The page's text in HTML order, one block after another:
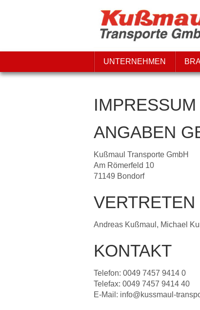
UNTERNEHMEN
IMPRESSUM
ANGABEN
Kußmaul Transporte GmbH
Am Römerfeld 10
71149 Bondorf
VERTRETEN
Andreas Kußmaul, Michael
KONTAKT
Telefon: 0049 7457 9414 0
Telefax: 0049 7457 9414 40
E-Mail: info@kussmaul-